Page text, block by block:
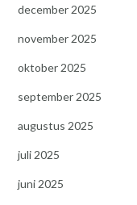
december 2025
november 2025
oktober 2025
september 2025
augustus 2025
juli 2025
juni 2025